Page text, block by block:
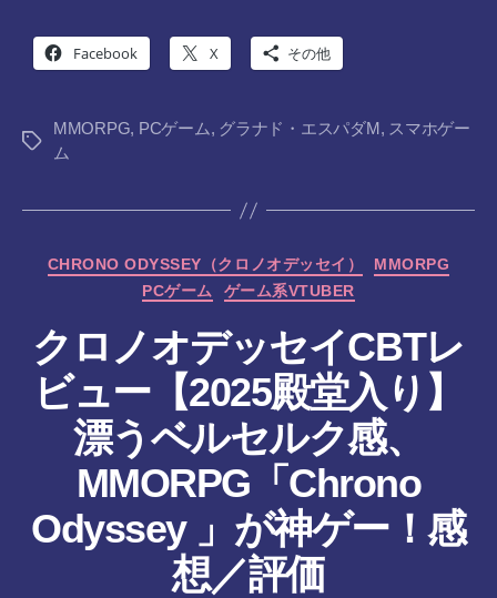
Facebook X その他
タ
MMORPG, PCゲーム, グラナド・エスパダM, スマホゲー
ム
カ
テ
リ
ー
CHRONO ODYSSEY（クロノオデッセイ）
MMORPG
PCゲーム
ゲーム系VTUBER
クロノオデッセイCBTレ
ビュー【2025殿堂入り】
漂うベルセルク感、
MMORPG「Chrono
Odyssey 」が神ゲー！感
想／評価
作
成
者